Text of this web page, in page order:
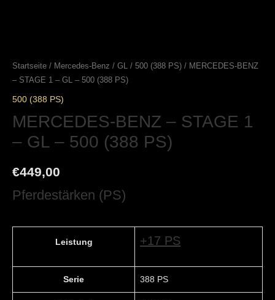
Startseite / Mercedes-Benz / GL / 500 (388 PS) / MERCEDES-BENZ
– STAGE 1 – GL – 500 (388 PS)
500 (388 PS)
MERCEDES-BENZ – STAGE 1
– GL – 500 (388 PS)
€449,00
Pferdestärken (PS)
Leistung +17 PS
Serie 388 PS